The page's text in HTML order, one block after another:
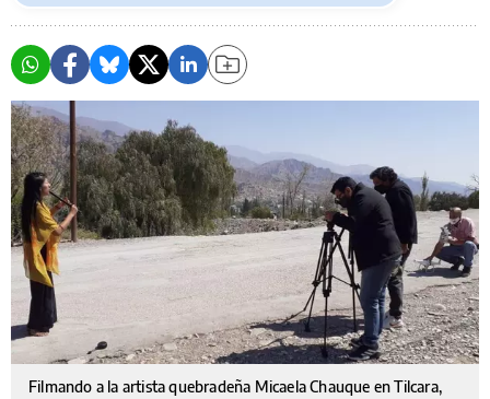
Filmando a la artista quebradeña Micaela Chauque en Tilcara,